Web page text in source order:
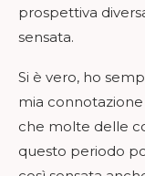
prospettiva
sensata.
Si è vero, ho
mia
che molte delle
questo periodo